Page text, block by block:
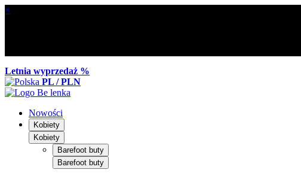
×
Letnia wyprzedaż %
PL / PLN
Nowości
Kobiety
Kobiety
Barefoot buty
Barefoot buty